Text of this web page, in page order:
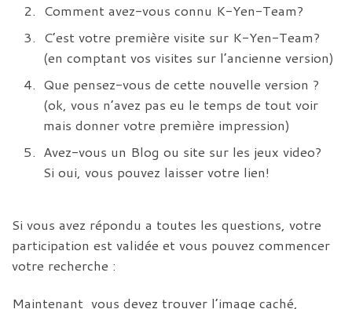
Comment avez-vous connu K-Yen-Team?
C’est votre première visite sur K-Yen-Team?
(en comptant vos visites sur l’ancienne version)
Que pensez-vous de cette nouvelle version ?
(ok, vous n’avez pas eu le temps de tout voir
mais donner votre première impression)
Avez-vous un Blog ou site sur les jeux video?
Si oui, vous pouvez laisser votre lien!
Si vous avez répondu a toutes les questions, votre
participation est validée et vous pouvez commencer
votre recherche :
Maintenant vous devez trouver l’image caché,